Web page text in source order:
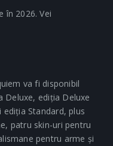
în 2026. Vei
va fi disponibil
Deluxe, ediția Deluxe
Standard, plus
patru skin-uri pentru
pentru arme și